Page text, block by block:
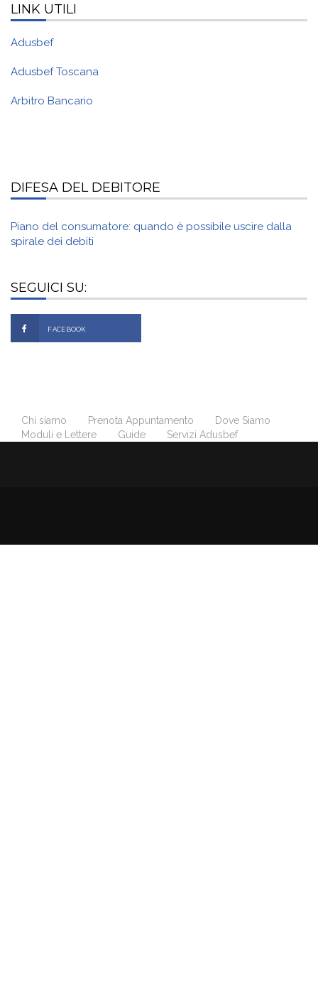
LINK UTILI
Adusbef
Adusbef Toscana
Arbitro Bancario
DIFESA DEL DEBITORE
Piano del consumatore: quando è possibile uscire dalla
spirale dei debiti
SEGUICI SU:
FACEBOOK
Chi siamo Prenota Appuntamento
Dove Siamo
Moduli e Lettere
Guide Servizi Adusbef